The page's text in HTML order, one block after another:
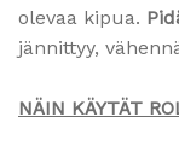
olevaa kipua.
jännittyy,
NÄIN KÄYTÄT